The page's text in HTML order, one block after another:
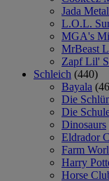
Jada
L.O.L.
MGA's
MrBeast
Zapf Lil'
Schleich (440)
Bayala
Die
Die
Dinosaurs
Eldrador
Farm
Harry
Horse